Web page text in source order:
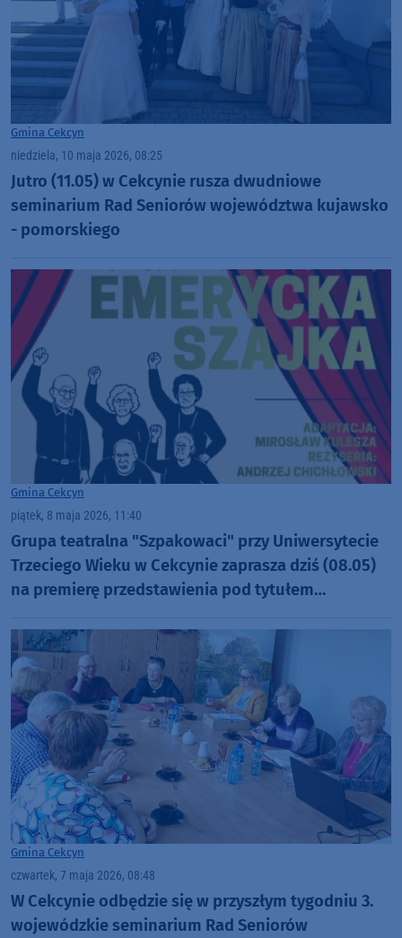
Gmina Cekcyn
niedziela, 10 maja 2026, 08:25
Jutro (11.05) w Cekcynie rusza dwudniowe
seminarium Rad Seniorów województwa kujawsko
- pomorskiego
Gmina Cekcyn
piątek, 8 maja 2026, 11:40
Grupa teatralna "Szpakowaci" przy Uniwersytecie
Trzeciego Wieku w Cekcynie zaprasza dziś (08.05)
na premierę przedstawienia pod tytułem
Gmina Cekcyn
czwartek, 7 maja 2026, 08:48
W Cekcynie odbędzie się w przyszłym tygodniu 3.
wojewódzkie seminarium Rad Seniorów